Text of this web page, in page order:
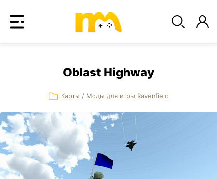
Oblast Highway
Карты / Моды для игры Ravenfield